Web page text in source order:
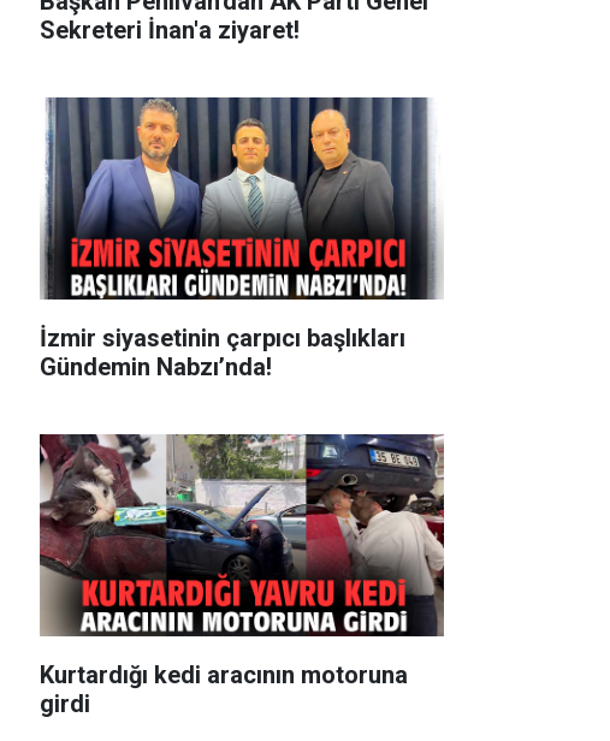
Sekreteri İnan'a ziyaret!
İzmir siyasetinin çarpıcı başlıkları
Gündemin Nabzı’nda!
Kurtardığı kedi aracının motoruna
girdi